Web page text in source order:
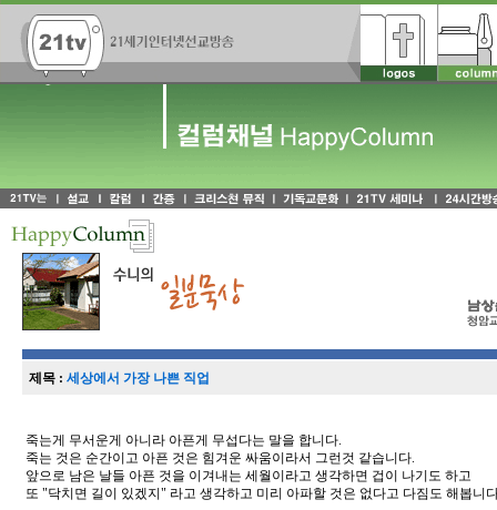
제목 : 세상에서 가장 나쁜 직업
죽는게 무서운게 아니라 아픈게 무섭다는 말을 합니다.
죽는 것은 순간이고 아픈 것은 힘겨운 싸움이라서 그런것 같습니다.
앞으로 남은 날들 아픈 것을 이겨내는 세월이라고 생각하면 겁이 나기도 하고
또 "닥치면 길이 있겠지" 라고 생각하고 미리 아파할 것은 없다고 다짐도 해봅니